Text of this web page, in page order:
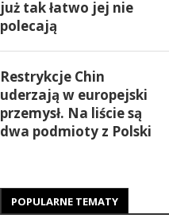
już tak łatwo jej nie
polecają
Restrykcje Chin
uderzają w europejski
przemysł. Na liście są
dwa podmioty z Polski
POPULARNE TEMATY